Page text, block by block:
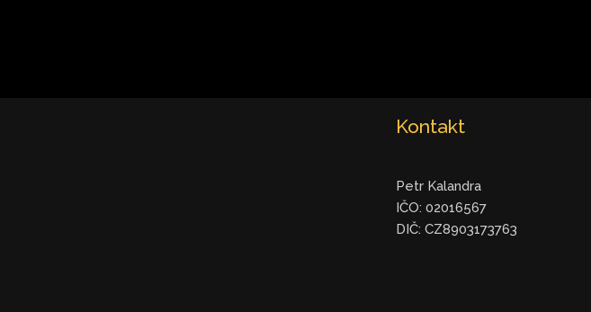
Kontakt
Petr Kalandra
IČO: 02016567
DIČ: CZ8903173763